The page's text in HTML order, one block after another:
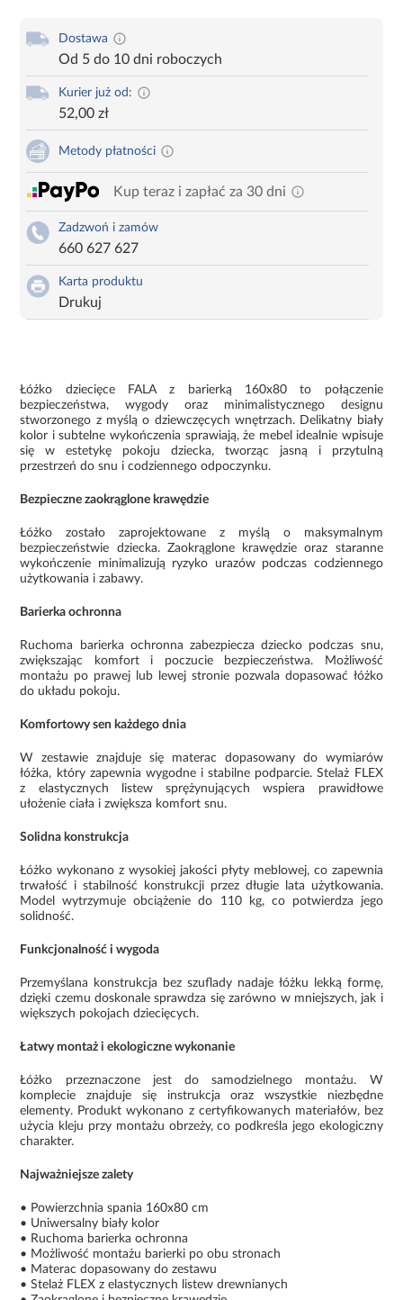
Dostawa
Od 5 do 10 dni roboczych
Kurier już od:
52,00 zł
Metody płatności
Kup teraz i zapłać za 30 dni
Zadzwoń i zamów
660 627 627
Karta produktu
Drukuj
Łóżko dziecięce FALA z barierką 160x80 to połączenie
bezpieczeństwa, wygody oraz minimalistycznego designu
stworzonego z myślą o dziewczęcych wnętrzach. Delikatny biały
kolor i subtelne wykończenia sprawiają, że mebel idealnie wpisuje
się w estetykę pokoju dziecka, tworząc jasną i przytulną
przestrzeń do snu i codziennego odpoczynku.
Bezpieczne zaokrąglone krawędzie
Łóżko zostało zaprojektowane z myślą o maksymalnym
bezpieczeństwie dziecka. Zaokrąglone krawędzie oraz staranne
wykończenie minimalizują ryzyko urazów podczas codziennego
użytkowania i zabawy.
Barierka ochronna
Ruchoma barierka ochronna zabezpiecza dziecko podczas snu,
zwiększając komfort i poczucie bezpieczeństwa. Możliwość
montażu po prawej lub lewej stronie pozwala dopasować łóżko
do układu pokoju.
Komfortowy sen każdego dnia
W zestawie znajduje się materac dopasowany do wymiarów
łóżka, który zapewnia wygodne i stabilne podparcie. Stelaż FLEX
z elastycznych listew sprężynujących wspiera prawidłowe
ułożenie ciała i zwiększa komfort snu.
Solidna konstrukcja
Łóżko wykonano z wysokiej jakości płyty meblowej, co zapewnia
trwałość i stabilność konstrukcji przez długie lata użytkowania.
Model wytrzymuje obciążenie do 110 kg, co potwierdza jego
solidność.
Funkcjonalność i wygoda
Przemyślana konstrukcja bez szuflady nadaje łóżku lekką formę,
dzięki czemu doskonale sprawdza się zarówno w mniejszych, jak i
większych pokojach dziecięcych.
Łatwy montaż i ekologiczne wykonanie
Łóżko przeznaczone jest do samodzielnego montażu. W
komplecie znajduje się instrukcja oraz wszystkie niezbędne
elementy. Produkt wykonano z certyfikowanych materiałów, bez
użycia kleju przy montażu obrzeży, co podkreśla jego ekologiczny
charakter.
Najważniejsze zalety
• Powierzchnia spania 160x80 cm
• Uniwersalny biały kolor
• Ruchoma barierka ochronna
• Możliwość montażu barierki po obu stronach
• Materac dopasowany do zestawu
• Stelaż FLEX z elastycznych listew drewnianych